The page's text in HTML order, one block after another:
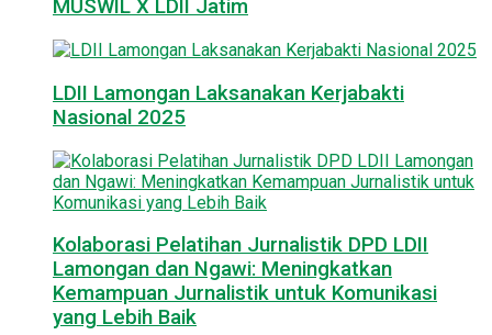
MUSWIL X LDII Jatim
LDII Lamongan Laksanakan Kerjabakti
Nasional 2025
Kolaborasi Pelatihan Jurnalistik DPD LDII
Lamongan dan Ngawi: Meningkatkan
Kemampuan Jurnalistik untuk Komunikasi
yang Lebih Baik